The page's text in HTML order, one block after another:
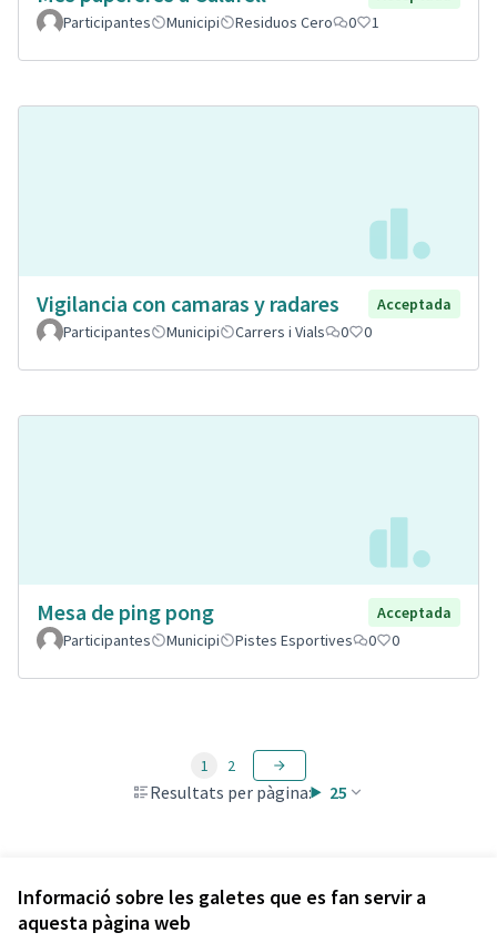
Informació sobre les galetes que es fan servir a
aquesta pàgina web
Participantes
Municipi Residuos Cero 0 1
Vigilancia con camaras y radares
Acceptada
Participantes
Municipi Carrers i Vials 0 0
Mesa de ping pong
Acceptada
Participantes
Municipi Pistes Esportives 0 0
Resultats per pàgina: 25
1 2
Veure totes les propostes retirades